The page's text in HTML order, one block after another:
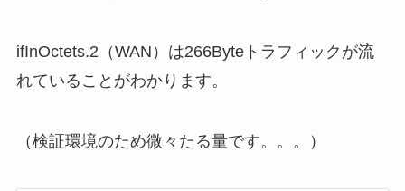
ifInOctets.2（WAN）は266Byteトラフィックが流
れていることがわかります。
（検証環境のため微々たる量です。。。）